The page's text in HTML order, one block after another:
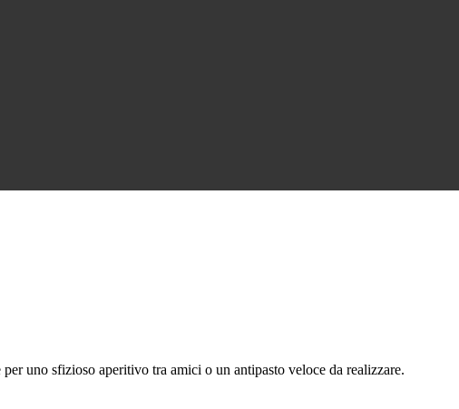
uno sfizioso aperitivo tra amici o un antipasto veloce da realizzare.